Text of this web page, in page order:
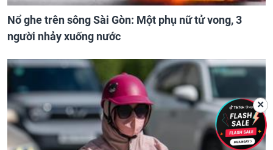
Nổ ghe trên sông Sài Gòn: Một phụ nữ tử vong, 3
người nhảy xuống nước
✕